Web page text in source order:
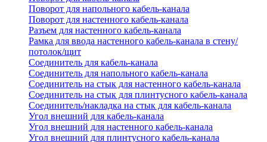
Поворот для напольного кабель-канала
Поворот для настенного кабель-канала
Разъем для настенного кабель-канала
Рамка для ввода настенного кабель-канала в стену/
потолок/щит
Соединитель для кабель-канала
Соединитель для напольного кабель-канала
Соединитель на стык для настенного кабель-канала
Соединитель на стык для плинтусного кабель-канала
Соединитель/накладка на стык для кабель-канала
Угол внешний для кабель-канала
Угол внешний для настенного кабель-канала
Угол внешний для плинтусного кабель-канала